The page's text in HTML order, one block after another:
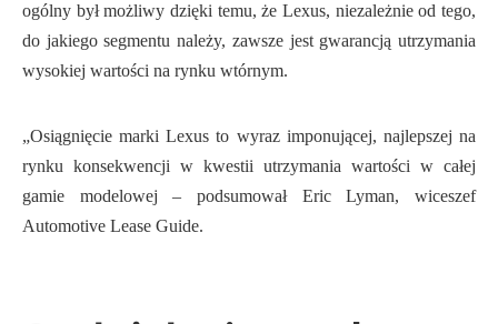
ogólny był możliwy dzięki temu, że Lexus, niezależnie od tego,
do jakiego segmentu należy, zawsze jest gwarancją utrzymania
wysokiej wartości na rynku wtórnym.
„Osiągnięcie marki Lexus to wyraz imponującej, najlepszej na
rynku konsekwencji w kwestii utrzymania wartości w całej
gamie modelowej – podsumował Eric Lyman, wiceszef
Automotive Lease Guide.